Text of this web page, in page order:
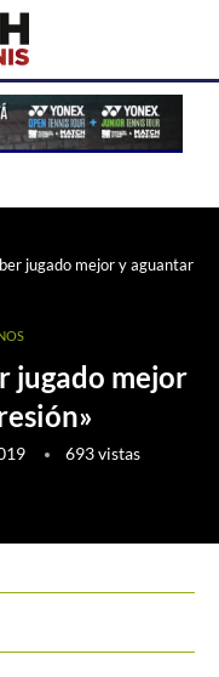
jugado mejor y aguantar
jugado mejor
693vistas